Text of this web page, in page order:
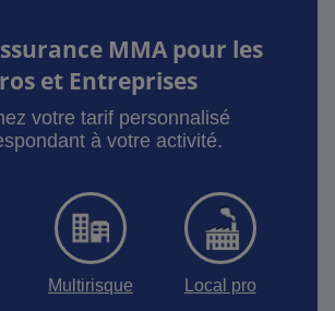
MMA pour les
et Entreprises
votre tarif personnalisé
à votre activité.
Multirisque Local pro